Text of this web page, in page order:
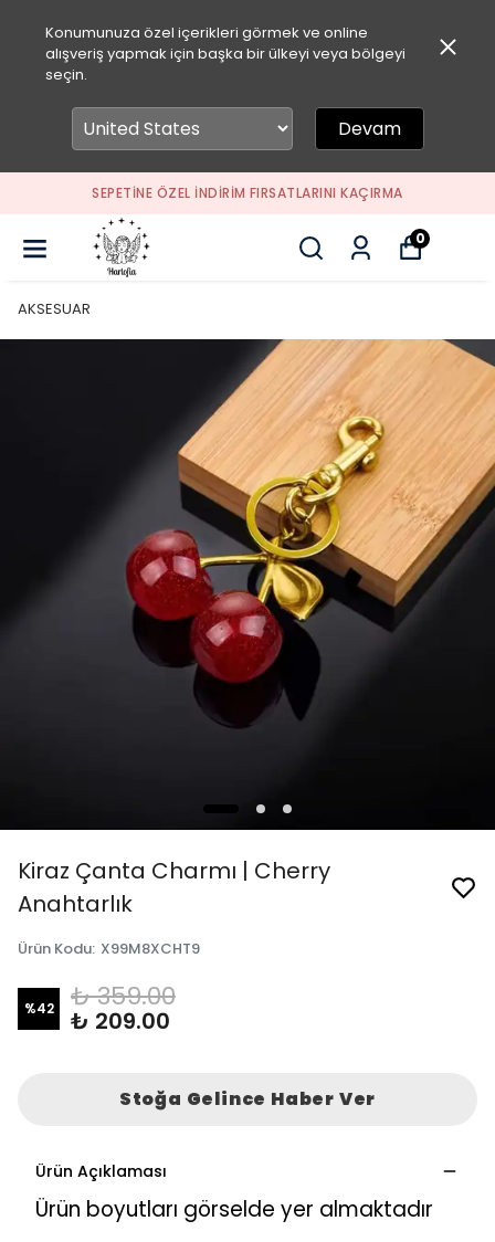
Konumunuza özel içerikleri görmek ve online
alışveriş yapmak için başka bir ülkeyi veya bölgeyi
seçin.
Devam
SEPETİNE ÖZEL İNDİRİM FIRSATLARINI KAÇIRMA
0
AKSESUAR
Kiraz Çanta Charmı | Cherry
Anahtarlık
Ürün Kodu: X99M8XCHT9
%42 ₺ 359.00
₺ 209.00
Stoğa Gelince Haber Ver
Ürün Açıklaması
Ürün boyutları görselde yer almaktadır